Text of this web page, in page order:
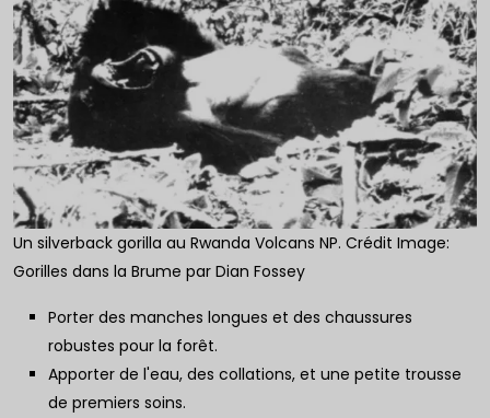
Un silverback gorilla au Rwanda Volcans NP. Crédit Image:
Gorilles dans la Brume par Dian Fossey
Porter des manches longues et des chaussures
robustes pour la forêt.
Apporter de l'eau, des collations, et une petite trousse
de premiers soins.